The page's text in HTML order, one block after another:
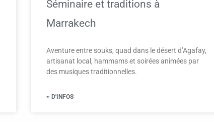
Séminaire et traditions à
Marrakech
Aventure entre souks, quad dans le désert d’Agafay,
artisanat local, hammams et soirées animées par
des musiques traditionnelles.
+ D'INFOS